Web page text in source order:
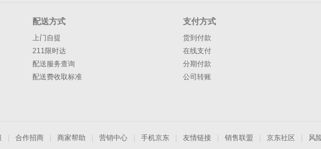
配送方式
上门自提
211限时达
配送服务查询
配送费收取标准
支付方式
货到付款
在线支付
分期付款
公司转账
合作招商 商家帮助 营销中心 手机京东 友情链接 销售联盟 京东社区 风